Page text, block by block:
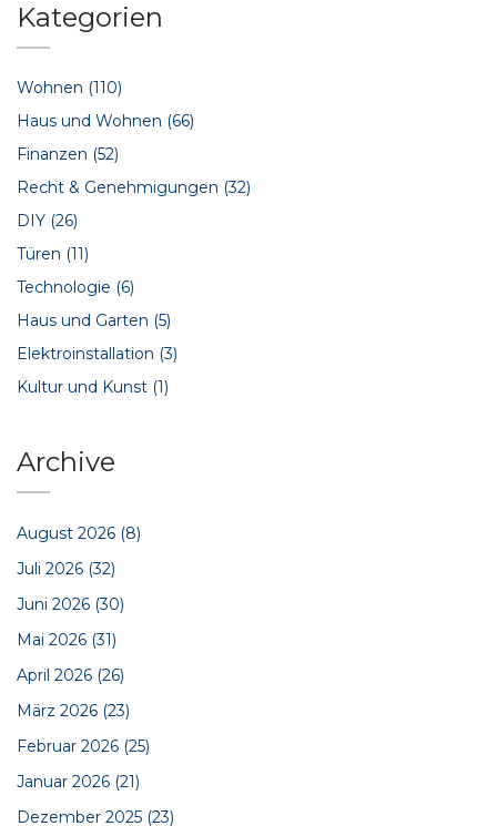
Kategorien
Wohnen (110)
Haus und Wohnen (66)
Finanzen (52)
Recht & Genehmigungen (32)
DIY (26)
Türen (11)
Technologie (6)
Haus und Garten (5)
Elektroinstallation (3)
Kultur und Kunst (1)
Archive
August 2026 (8)
Juli 2026 (32)
Juni 2026 (30)
Mai 2026 (31)
April 2026 (26)
März 2026 (23)
Februar 2026 (25)
Januar 2026 (21)
Dezember 2025 (23)